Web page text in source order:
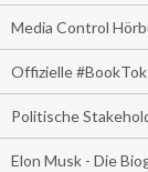
Media Control
Offizielle
Politische
Elon Musk - Die